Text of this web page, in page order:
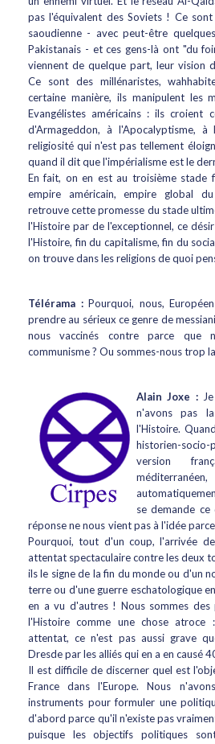
pas l'équivalent des Soviets ! Ce
saoudienne - avec peut-être
Pakistanais - et ces gens-là ont "du
viennent de quelque part, leur vision
Ce sont des millénaristes,
certaine manière, ils manipulent les
Evangélistes américains : ils croient
d'Armageddon, à l'Apocalyptisme,
religiosité qui n'est pas tellement
quand il dit que l'impérialisme est le
En fait, on en est au troisième stade
empire américain, empire global
retrouve cette promesse du stade
l'Histoire par de l'exceptionnel, ce
l'Histoire, fin du capitalisme, fin du
on trouve dans les religions de quoi
Télérama :Pourquoi, nous,
prendre au sérieux ce genre de
nous vaccinés contre parce que
communisme ? Ou sommes-nous trop
Alain Joxe :Je
n'avons pas
l'Histoire.
historien-
version
se demande
réponse ne nous vient pas à l'idée
Pourquoi, tout d'un coup, l'arrivée
attentat spectaculaire contre les deux
ils le signe de la fin du monde ou d'un
terre ou d'une guerre eschatologique
en a vu d'autres ! Nous sommes des
l'Histoire comme une chose
attentat, ce n'est pas aussi grave
Dresde par les alliés qui en a en causé
Il est difficile de discerner quel est
France dans l'Europe. Nous
instruments pour formuler une
d'abord parce qu'il n'existe pas
puisque les objectifs politiques